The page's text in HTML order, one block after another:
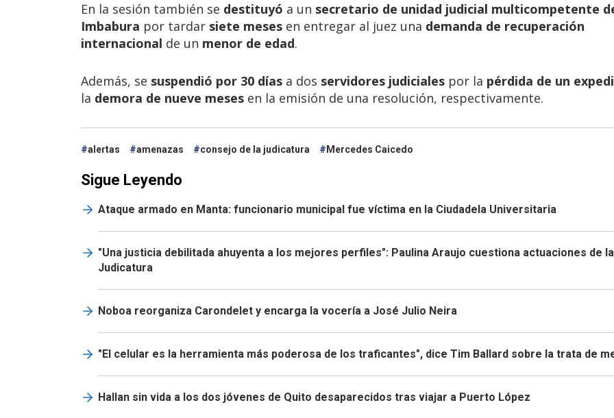
En la sesión también se destituyó a un secretario de unidad judicial multicompetente
Imbabura por tardar siete meses en entregar al juez una demanda de recuperación
internacional de un menor de edad.
Además, se suspendió por 30 días a dos servidores judiciales por la pérdida de un
la demora de nueve meses en la emisión de una resolución, respectivamente.
alertas amenazas consejo de la judicatura Mercedes Caicedo
Sigue Leyendo
Ataque armado en Manta: funcionario municipal fue víctima en la Ciudadela Universitaria
"Una justicia debilitada ahuyenta a los mejores perfiles": Paulina Araujo cuestiona actuaciones de la
Judicatura
Noboa reorganiza Carondelet y encarga la vocería a José Julio Neira
"El celular es la herramienta más poderosa de los traficantes", dice Tim Ballard sobre la trata de
Hallan sin vida a los dos jóvenes de Quito desaparecidos tras viajar a Puerto López